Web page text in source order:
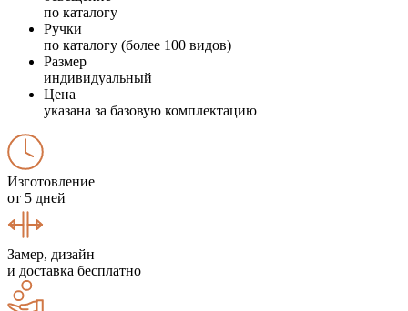
по каталогу
Ручки
по каталогу (более 100 видов)
Размер
индивидуальный
Цена
указана за базовую комплектацию
Изготовление
от 5 дней
Замер, дизайн
и доставка бесплатно